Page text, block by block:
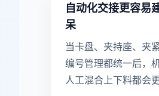
自动化交接更容易
呆
当卡盘、夹持座、夹
编号管理都统一后，
人工混合上下料都会更